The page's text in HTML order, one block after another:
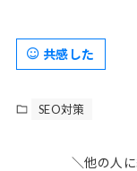
共感した
SEO対策
＼他の人